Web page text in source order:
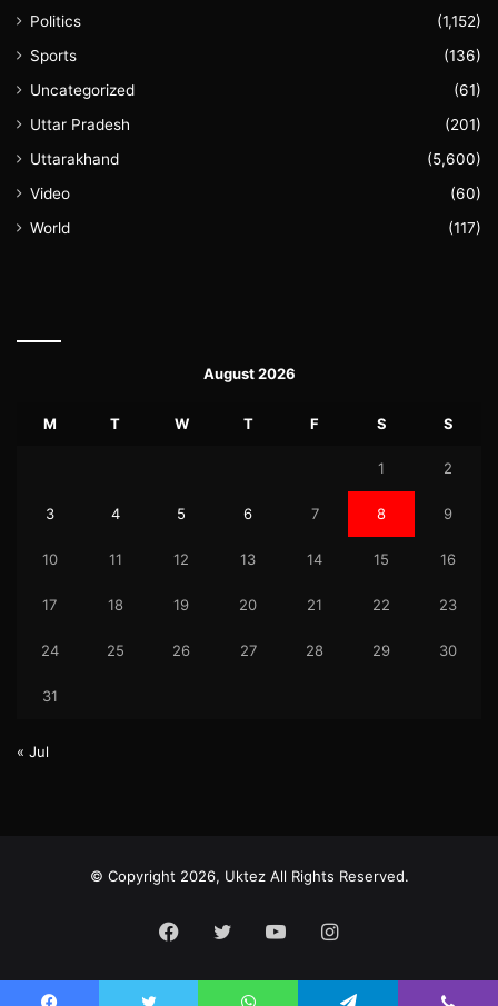
Politics
(1,152)
Sports
(136)
Uncategorized
(61)
Uttar Pradesh
(201)
Uttarakhand
(5,600)
Video
(60)
World
(117)
August 2026
M T W T F S S
1 2
3 4 5 6 7 8 9
10 11 12 13 14 15 16
17 18 19 20 21 22 23
24 25 26 27 28 29 30
31
« Jul
© Copyright 2026, Uktez All Rights Reserved.
Facebook
Twitter YouTubeInstagram